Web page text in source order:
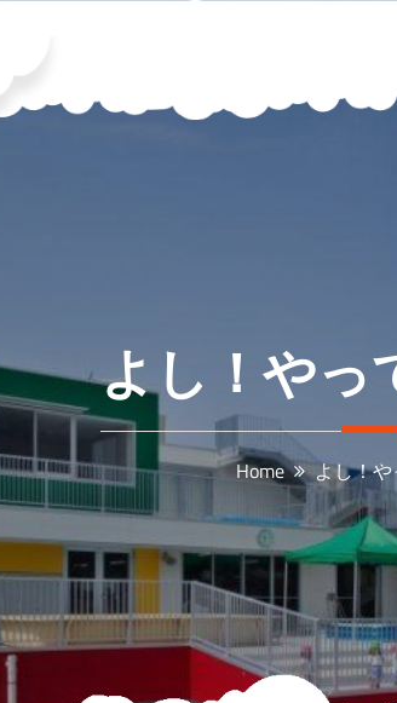
よし！やっ
Home よし！や